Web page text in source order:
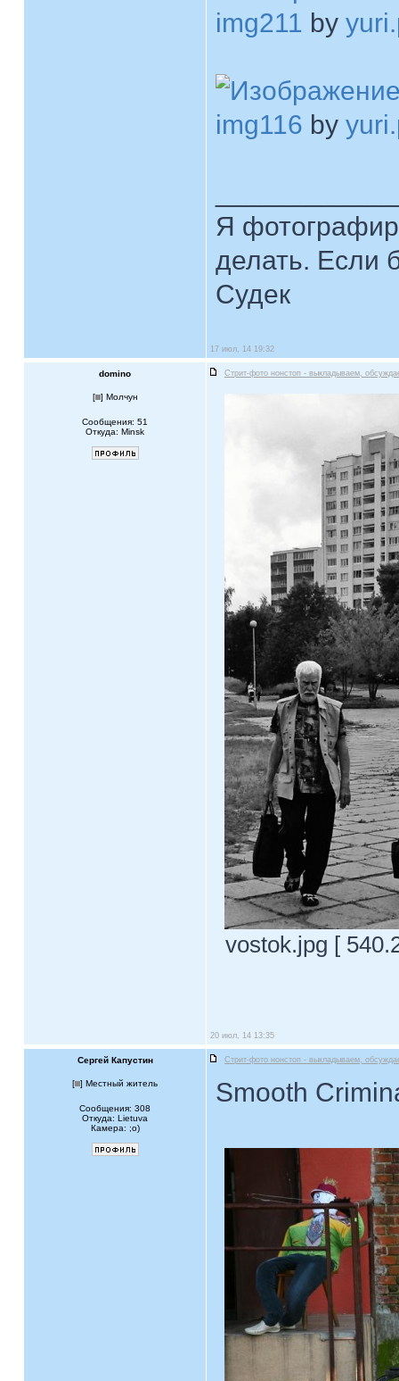
img211 by
img116 by
Я
делать. Если
Судек
17 июл, 14 19:32
domino Стрит-фото нонстоп - выкладываем,
[ ] Молчун
Сообщения: 51
Откуда: Minsk
vostok.jpg [
20 июл, 14 13:35
Сергей Капустин Стрит-фото нонстоп - выкладываем,
[ ] Местный житель
Сообщения: 308
Откуда: Lietuva
Камера: ;o)
Smooth